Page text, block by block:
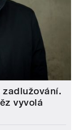
zadlužování.
vyvolá